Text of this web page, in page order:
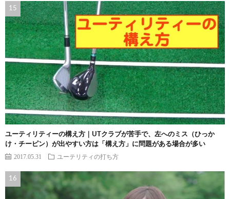
ユーティリティーの構え方｜UTクラブが苦手で、左へのミス（ひっか
け・チーピン）が出やすい方は「構え方」に問題がある場合が多い
2017.05.31 ユーテリティの打ち方